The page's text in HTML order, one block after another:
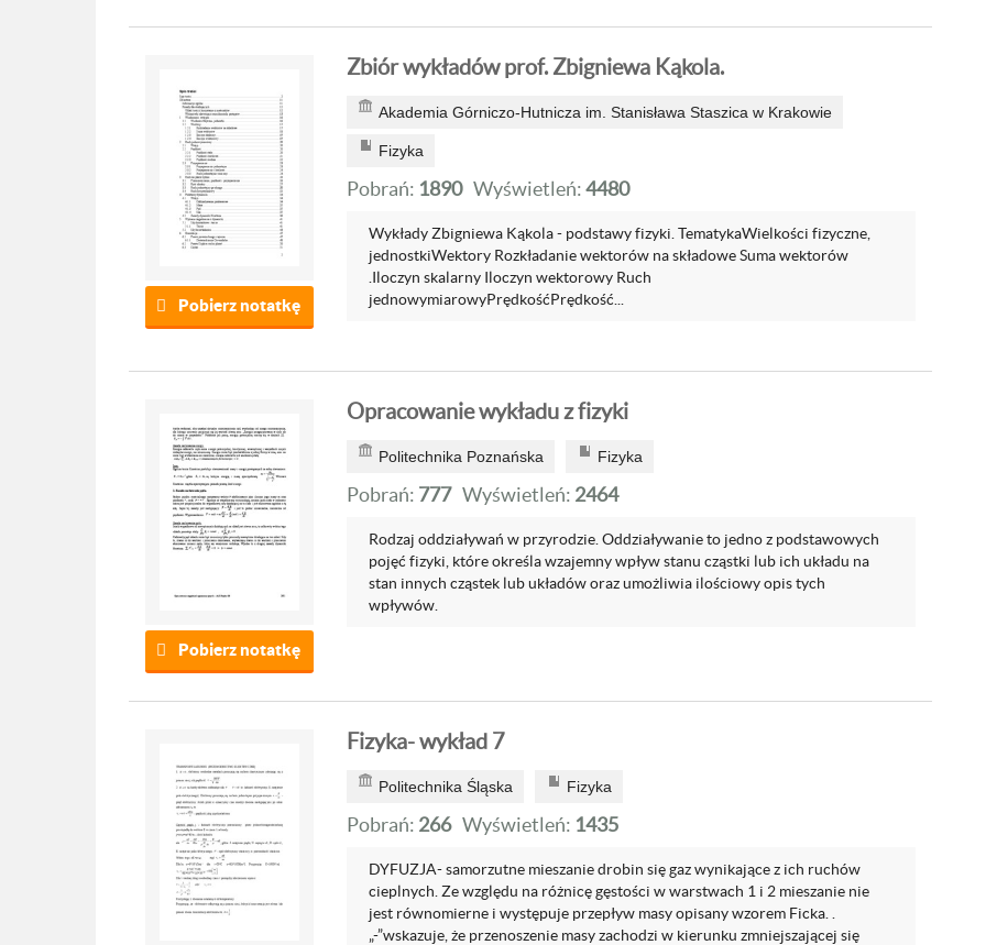
Pobierz notatkę
Zbiór wykładów prof. Zbigniewa Kąkola.
Akademia Górniczo-Hutnicza im. Stanisława Staszica w Krakowie
Fizyka
Pobrań: 1890 Wyświetleń:4480
Wykłady Zbigniewa Kąkola - podstawy fizyki. TematykaWielkości fizyczne,
jednostkiWektory Rozkładanie wektorów na składowe Suma wektorów
.Iloczyn skalarny Iloczyn wektorowy Ruch
jednowymiarowyPrędkośćPrędkość...
Pobierz notatkę
Opracowanie wykładu z fizyki
Politechnika Poznańska Fizyka
Pobrań: 777 Wyświetleń: 2464
Rodzaj oddziaływań w przyrodzie. Oddziaływanie to jedno z podstawowych
pojęć fizyki, które określa wzajemny wpływ stanu cząstki lub ich układu na
stan innych cząstek lub układów oraz umożliwia ilościowy opis tych
wpływów.
Fizyka- wykład 7
Politechnika Śląska Fizyka
Pobrań: 266 Wyświetleń: 1435
DYFUZJA- samorzutne mieszanie drobin się gaz wynikające z ich ruchów
cieplnych. Ze względu na różnicę gęstości w warstwach 1 i 2 mieszanie nie
jest równomierne i występuje przepływ masy opisany wzorem Ficka. .
„-”wskazuje, że przenoszenie masy zachodzi w kierunku zmniejszającej się